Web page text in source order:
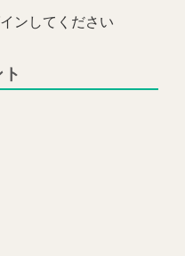
ンしてください